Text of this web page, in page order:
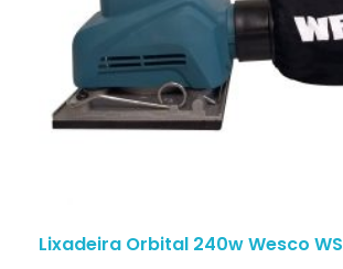
Lixadeira Orbital 240w Wesco